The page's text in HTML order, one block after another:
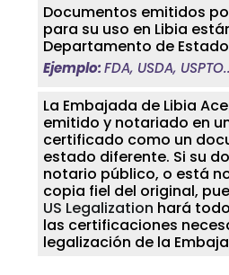
Documentos emitidos
para su uso en Libia
Departamento de
Ejemplo:FDA, USDA, USPTO..
La Embajada de Libia
emitido y notariado en
certificado como un
estado diferente. Si su
notario público, o está
copia fiel del original,
US Legalization hará
las certificaciones
legalización de la